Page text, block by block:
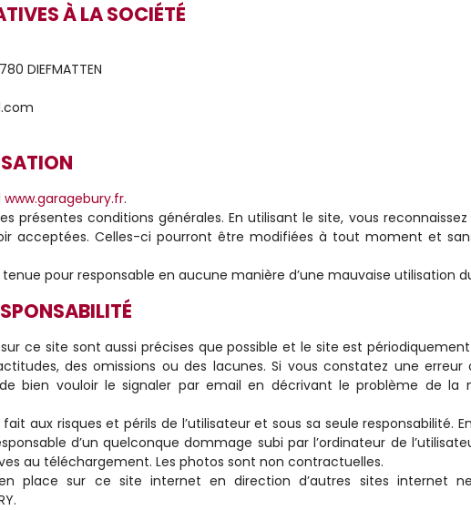
À LA SOCIÉTÉ
DIEFMATTEN
www.garagebury.fr.
présentes conditions générales. En utilisant le site, vous
acceptées. Celles-ci pourront être modifiées à tout moment et
tenue pour responsable en aucune manière d’une mauvaise utilisation
ce site sont aussi précises que possible et le site est
des omissions ou des lacunes. Si vous constatez une
bien vouloir le signaler par email en décrivant le problème de la
aux risques et périls de l’utilisateur et sous sa seule responsabilité.
d’un quelconque dommage subi par l’ordinateur de
au téléchargement. Les photos sont non contractuelles.
place sur ce site internet en direction d’autres sites internet